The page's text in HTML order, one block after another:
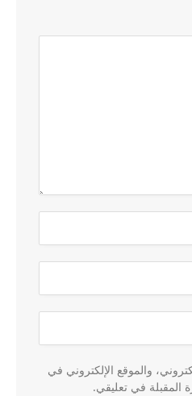
والموقع الإلكتروني في
المقبلة في تعليقي.